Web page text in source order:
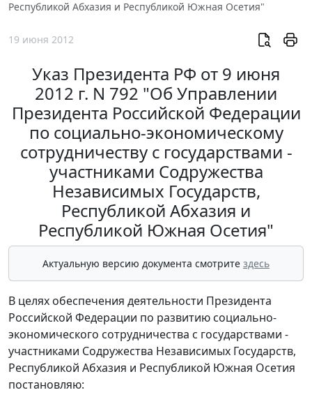
Республикой Абхазия и Республикой Южная Осетия"
19 июня 2012
Указ Президента РФ от 9 июня
2012 г. N 792 "Об Управлении
Президента Российской Федерации
по социально-экономическому
сотрудничеству с государствами -
участниками Содружества
Независимых Государств,
Республикой Абхазия и
Республикой Южная Осетия"
Актуальную версию документа смотрите здесь
В целях обеспечения деятельности Президента
Российской Федерации по развитию социально-
экономического сотрудничества с государствами -
участниками Содружества Независимых Государств,
Республикой Абхазия и Республикой Южная Осетия
постановляю: